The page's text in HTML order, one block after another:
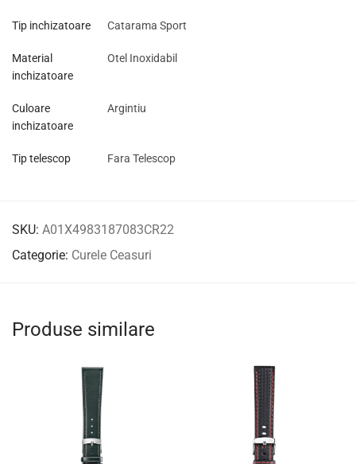
Tip inchizatoare Catarama Sport
Material
inchizatoare
Otel Inoxidabil
Culoare
inchizatoare
Argintiu
Tip telescop Fara Telescop
SKU: A01X4983187083CR22
Categorie: Curele Ceasuri
Produse similare